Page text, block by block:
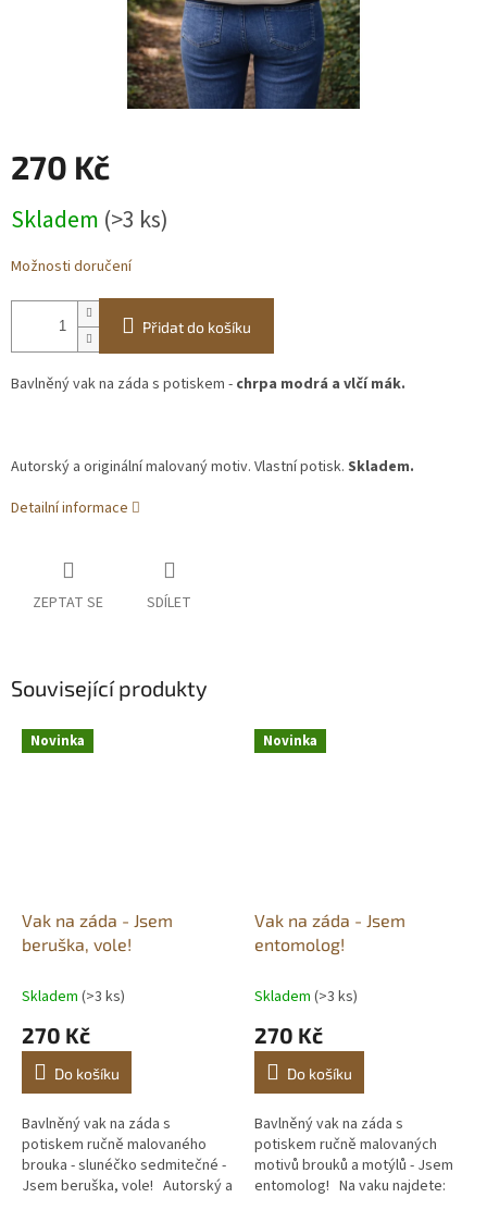
recenzí
Přihlášení
270 Kč
cena:
Skladem (>3 ks)
Možnosti doručení
Přidat do košíku
Bavlněný vak na záda s potiskem - chrpa modrá a vlčí mák.
Autorský a originální malovaný motiv. Vlastní potisk. Skladem.
Detailní informace
ZEPTAT SE SDÍLET
Související produkty
Novinka
Vak na záda - Jsem
beruška, vole!
Skladem (>3 ks)
270 Kč
Do košíku
Bavlněný vak na záda s
potiskem ručně malovaného
brouka - slunéčko sedmitečné -
Jsem beruška, vole! Autorský a
Novinka
Vak na záda - Jsem
entomolog!
Skladem (>3 ks)
270 Kč
Do košíku
Bavlněný vak na záda s
potiskem ručně malovaných
motivů brouků a motýlů - Jsem
entomolog! Na vaku najdete: